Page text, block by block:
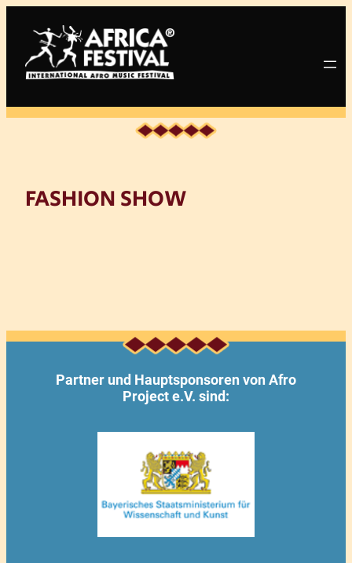
Inhalt
springen
FASHION SHOW
Partner und Hauptsponsoren von Afro
Project e.V. sind: